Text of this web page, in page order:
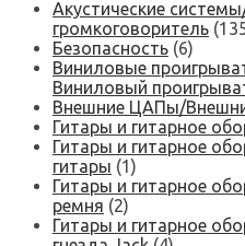
Акустические
громкоговоритель
Безопасность (6)
Виниловые
Виниловый
Внешние ЦАПы/
Гитары и гитарное
Гитары и гитарное
гитары (1)
Гитары и гитарное
ремня (2)
Гитары и гитарное